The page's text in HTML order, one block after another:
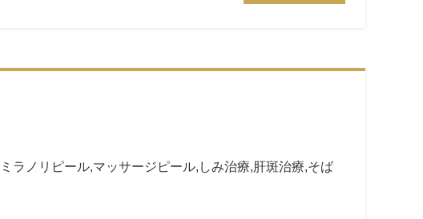
ミラノリピール,マッサージピール, しみ治療, 肝斑治療,そば